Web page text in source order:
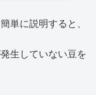
単に説明すると、
生していない豆を